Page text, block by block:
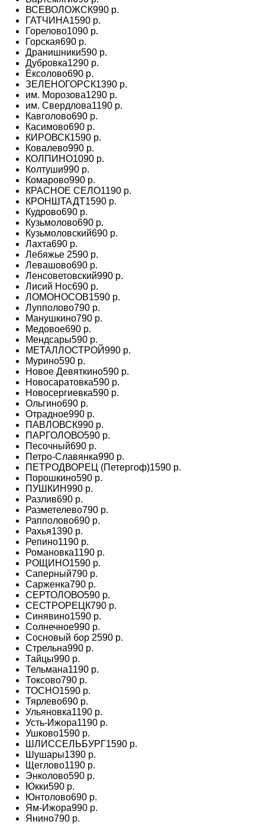
ВСЕВОЛОЖСК990 р.
ГАТЧИНА1590 р.
Горелово1090 р.
Горская690 р.
Дранишники590 р.
Дубровка1290 р.
Ёксолово690 р.
ЗЕЛЕНОГОРСК1390 р.
им. Морозова1290 р.
им. Свердлова1190 р.
Кавголово690 р.
Касимово690 р.
КИРОВСК1590 р.
Ковалево990 р.
КОЛПИНО1090 р.
Колтуши990 р.
Комарово990 р.
КРАСНОЕ СЕЛО1190 р.
КРОНШТАДТ1590 р.
Кудрово690 р.
Кузьмолово690 р.
Кузьмоловский690 р.
Лахта690 р.
Лебяжье 2590 р.
Левашово690 р.
Ленсоветовский990 р.
Лисий Нос690 р.
ЛОМОНОСОВ1590 р.
Лупполово790 р.
Манушкино790 р.
Медовое690 р.
Мендсары590 р.
МЕТАЛЛОСТРОЙ990 р.
Мурино590 р.
Новое Девяткино590 р.
Новосаратовка590 р.
Новосергиевка590 р.
Ольгино690 р.
Отрадное990 р.
ПАВЛОВСК990 р.
ПАРГОЛОВО590 р.
Песочный690 р.
Петро-Славянка990 р.
ПЕТРОДВОРЕЦ (Петергоф)1590 р.
Порошкино590 р.
ПУШКИН990 р.
Разлив690 р.
Разметелево790 р.
Рапполово690 р.
Рахья1390 р.
Репино1190 р.
Романовка1190 р.
РОЩИНО1590 р.
Саперный790 р.
Сарженка790 р.
СЕРТОЛОВО590 р.
СЕСТРОРЕЦК790 р.
Синявино1590 р.
Солнечное990 р.
Сосновый бор 2590 р.
Стрельна990 р.
Тайцы990 р.
Тельмана1190 р.
Токсово790 р.
ТОСНО1590 р.
Тярлево690 р.
Ульяновка1190 р.
Усть-Ижора1190 р.
Ушково1590 р.
ШЛИССЕЛЬБУРГ1590 р.
Шушары1390 р.
Щеглово1190 р.
Энколово590 р.
Юкки590 р.
Юнтолово690 р.
Ям-Ижора990 р.
Янино790 р.